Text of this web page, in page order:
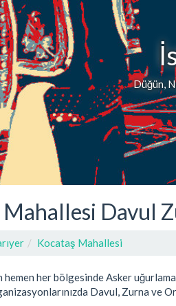
Düğün,
Davul
Kocataş Mahallesi
hemen her bölgesinde Asker
Davul, Zurna ve